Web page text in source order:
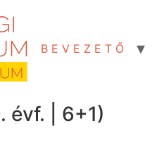
B E V E Z E T Ő
évf. | 6+1)